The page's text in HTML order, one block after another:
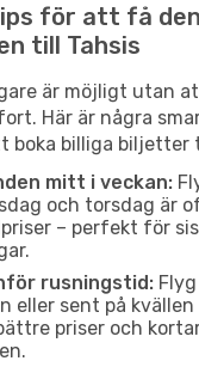
för att få
till Tahsis
är möjligt utan
Här är några
boka billiga biljetter
mitt i veckan:
och torsdag är
– perfekt för
rusningstid:
eller sent på
priser och